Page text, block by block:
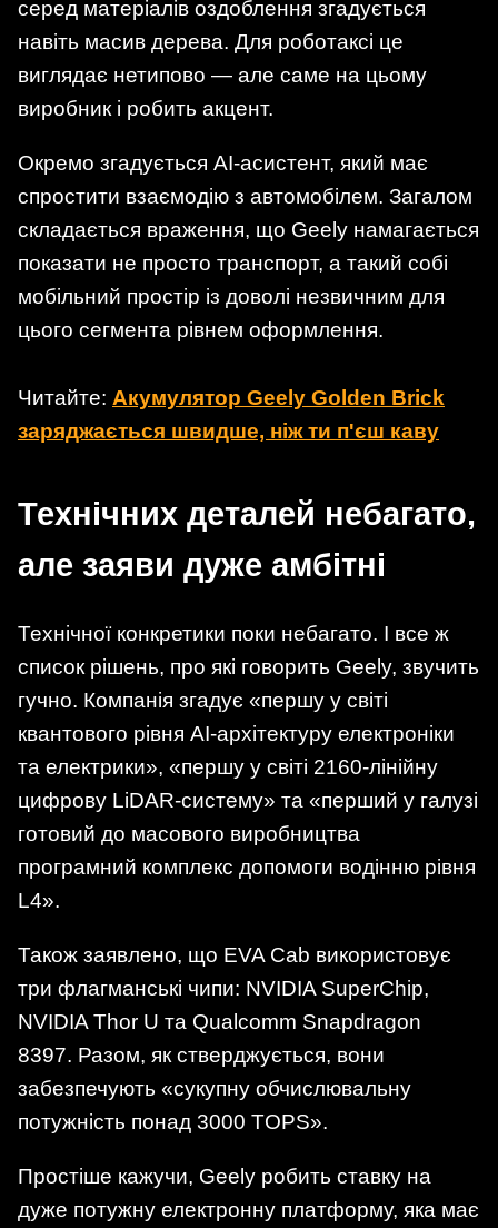
серед матеріалів оздоблення згадується
навіть масив дерева. Для роботаксі це
виглядає нетипово — але саме на цьому
виробник і робить акцент.
Окремо згадується AI-асистент, який має
спростити взаємодію з автомобілем. Загалом
складається враження, що Geely намагається
показати не просто транспорт, а такий собі
мобільний простір із доволі незвичним для
цього сегмента рівнем оформлення.
Читайте: Акумулятор Geely Golden Brick
заряджається швидше, ніж ти п'єш каву
Технічних деталей небагато,
але заяви дуже амбітні
Технічної конкретики поки небагато. І все ж
список рішень, про які говорить Geely, звучить
гучно. Компанія згадує «першу у світі
квантового рівня AI-архітектуру електроніки
та електрики», «першу у світі 2160-лінійну
цифрову LiDAR-систему» та «перший у галузі
готовий до масового виробництва
програмний комплекс допомоги водінню рівня
L4».
Також заявлено, що EVA Cab використовує
три флагманські чипи: NVIDIA SuperChip,
NVIDIA Thor U та Qualcomm Snapdragon
8397. Разом, як стверджується, вони
забезпечують «сукупну обчислювальну
потужність понад 3000 TOPS».
Простіше кажучи, Geely робить ставку на
дуже потужну електронну платформу, яка має